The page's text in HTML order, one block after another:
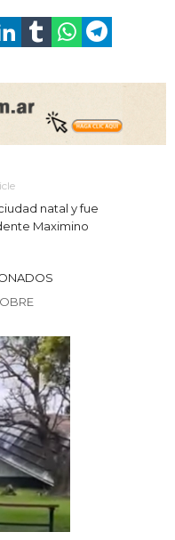
natal y fue
Maximino